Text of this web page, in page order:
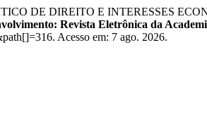
DE DIREITO E INTERESSES
Revista Eletrônica da
Acesso em: 7 ago. 2026.